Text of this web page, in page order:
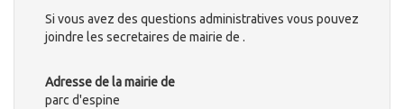
Si vous avez des questions administratives vous pouvez
joindre les secretaires de mairie de .
Adresse de la mairie de
parc d'espine